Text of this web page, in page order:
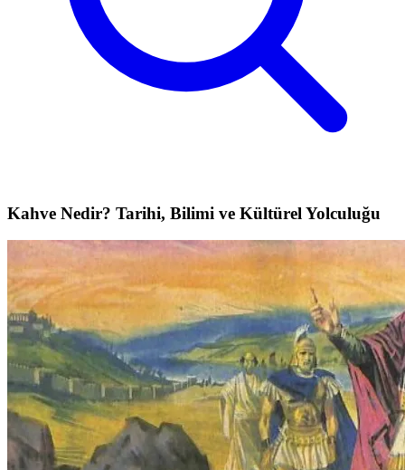
Kahve Nedir? Tarihi, Bilimi ve Kültürel Yolculuğu